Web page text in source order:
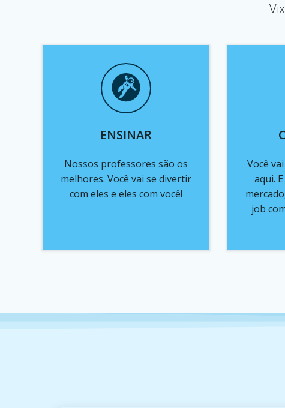
ENSINAR
Nossos professores são os
melhores. Você vai se divertir
com eles e eles com você!
Você
aqui.
job